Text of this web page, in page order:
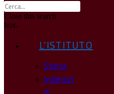
Close this search
box.
L’ISTITUTO
Storia
Indirizzi